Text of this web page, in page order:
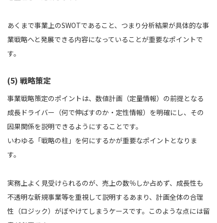
あくまで事業上のSWOTであること、つまり分析結果が具体的な事
業戦略へと発展できる内容になっていることが重要なポイントで
す。
(5) 戦略策定
事業戦略策定のポイントは、数値計画（定量情報）の前提となる
成長ドライバー（何で伸ばすのか・定性情報）を明確にし、その
因果関係を説明できるようにすることです。
いわゆる「戦略の柱」を何にするかが重要なポイントとなりま
す。
実務上よく見受けられるのが、売上の数％しか占めず、成長性も
不透明な新規事業等を重視して説明するあまり、計画全体の合理
性（ロジック）がぼやけてしまうケースです。このような点には留